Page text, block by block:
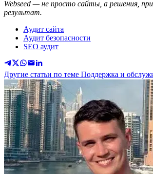
Webseed — не просто сайты, а решения,
результат.
Аудит сайта
Аудит безопасности
SEO аудит
Другие статьи по теме Поддержка и